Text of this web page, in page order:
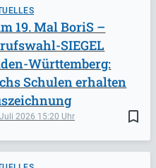
bookmark_border
2026 15:20
19. Mal BoriS –
SIEGEL
Württemberg:
Schulen erhalten